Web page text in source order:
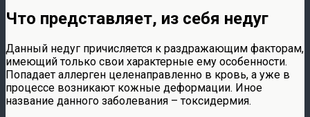
Что представляет, из себя недуг
Данный недуг причисляется к раздражающим факторам,
имеющий только свои характерные ему особенности.
Попадает аллерген целенаправленно в кровь, а уже в
процессе возникают кожные деформации. Иное
название данного заболевания – токсидермия.